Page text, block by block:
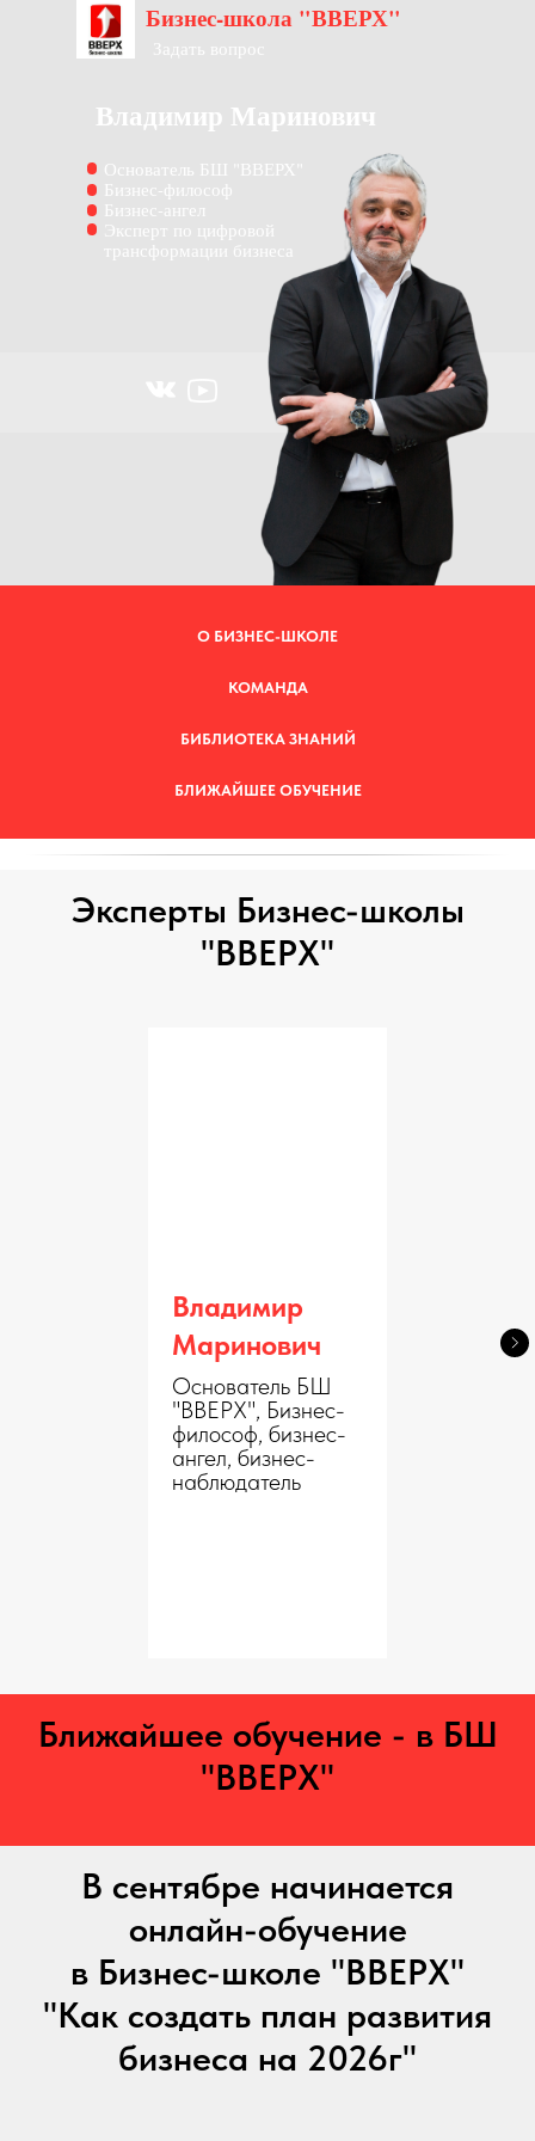
Задать вопрос
Бизнес-школа "ВВЕРХ"
Основатель БШ "ВВЕРХ"
Бизнес-философ
Бизнес-ангел
Эксперт по цифровой
трансформации бизнеса
Владимир Маринович
О БИЗНЕС-ШКОЛЕ
КОМАНДА
БИБЛИОТЕКА ЗНАНИЙ
БЛИЖАЙШЕЕ ОБУЧЕНИЕ
Эксперты Бизнес-школы
"ВВЕРХ"
Владимир
Маринович
Основатель БШ
"ВВЕРХ", Бизнес-
философ, бизнес-
ангел, бизнес-
наблюдатель
Ближайшее обучение - в БШ
"ВВЕРХ"
В сентябре начинается
онлайн-обучение
в Бизнес-школе "ВВЕРХ"
"Как создать план развития
бизнеса на 2026г"